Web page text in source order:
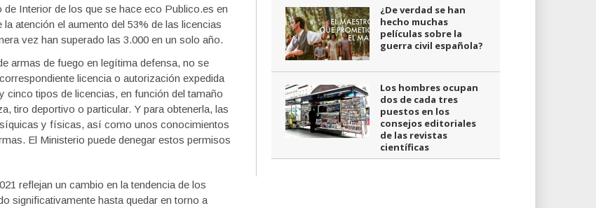
Interior de los que se hace eco Publico.es en
atención el aumento del 53% de las licencias
vez han superado las 3.000 en un solo año.
armas de fuego en legítima defensa, no se
licencia o autorización expedida
cinco tipos de licencias, en función del tamaño
tiro deportivo o particular. Y para obtenerla, las
y físicas, así como unos conocimientos
El Ministerio puede denegar estos permisos
reflejan un cambio en la tendencia de los
significativamente hasta quedar en torno a
¿De verdad se han
hecho muchas
películas sobre la
guerra civil española?
Los hombres ocupan
dos de cada tres
puestos en los
consejos editoriales
de las revistas
científicas